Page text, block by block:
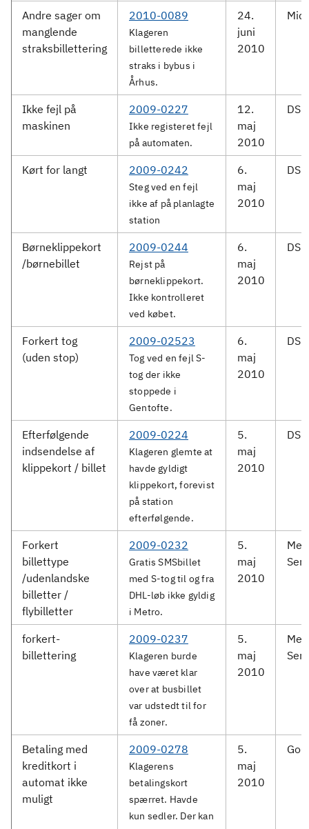
Andre sager om
manglende
straksbillettering
2010-0089
Klageren
billetterede ikke
straks i bybus i
Århus.
24.
juni
2010
Ikke fejl på
maskinen
2009-0227
Ikke registeret fejl
på automaten.
12.
maj
2010
Kørt for langt 2009-0242
Steg ved en fejl
ikke af på planlagte
station
6.
maj
2010
Børneklippekort
/børnebillet
2009-0244
Rejst på
børneklippekort.
Ikke kontrolleret
ved købet.
6.
maj
2010
Forkert tog
(uden stop)
2009-02523
Tog ved en fejl S-
tog der ikke
stoppede i
Gentofte.
6.
maj
2010
Efterfølgende
indsendelse af
klippekort / billet
2009-0224
Klageren glemte at
havde gyldigt
klippekort, forevist
på station
efterfølgende.
5.
maj
2010
Forkert
billettype
/udenlandske
billetter /
flybilletter
2009-0232
Gratis SMSbillet
med S-tog til og fra
DHL-løb ikke gyldig
i Metro.
5.
maj
2010
forkert-
billettering
2009-0237
Klageren burde
have været klar
over at busbillet
var udstedt til for
få zoner.
5.
maj
2010
Betaling med
kreditkort i
automat ikke
muligt
2009-0278
Klagerens
betalingskort
spærret. Havde
kun sedler. Der kan
5.
maj
2010